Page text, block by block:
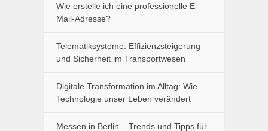
Wie erstelle ich eine professionelle E-
Mail-Adresse?
Telematiksysteme: Effizienzsteigerung
und Sicherheit im Transportwesen
Digitale Transformation im Alltag: Wie
Technologie unser Leben verändert
Messen in Berlin – Trends und Tipps für